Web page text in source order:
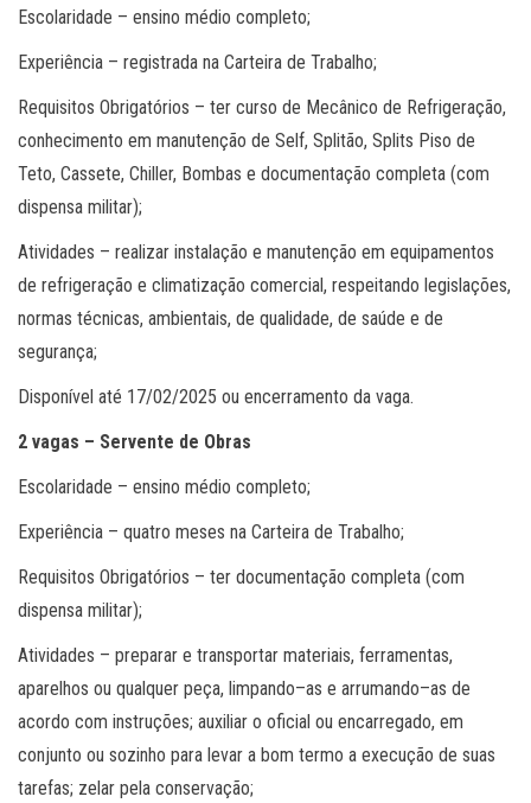
Escolaridade – ensino médio completo;
Experiência – registrada na Carteira de Trabalho;
Requisitos Obrigatórios – ter curso de Mecânico de Refrigeração,
conhecimento em manutenção de Self, Splitão, Splits Piso de
Teto, Cassete, Chiller, Bombas e documentação completa (com
dispensa militar);
Atividades – realizar instalação e manutenção em equipamentos
de refrigeração e climatização comercial, respeitando legislações,
normas técnicas, ambientais, de qualidade, de saúde e de
segurança;
Disponível até 17/02/2025 ou encerramento da vaga.
2 vagas – Servente de Obras
Escolaridade – ensino médio completo;
Experiência – quatro meses na Carteira de Trabalho;
Requisitos Obrigatórios – ter documentação completa (com
dispensa militar);
Atividades – preparar e transportar materiais, ferramentas,
aparelhos ou qualquer peça, limpando–as e arrumando–as de
acordo com instruções; auxiliar o oficial ou encarregado, em
conjunto ou sozinho para levar a bom termo a execução de suas
tarefas; zelar pela conservação;